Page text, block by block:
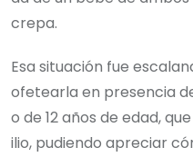
crepa.
Esa situación fue
ofetearla en presencia
o de 12 años de edad,
ilio, pudiendo apreciar